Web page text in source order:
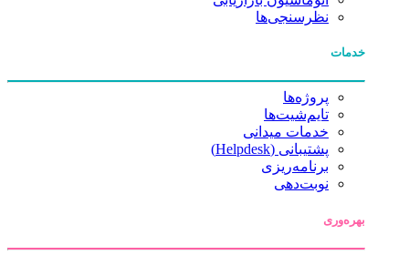
نظرسنجی‌ها
خدمات
پروژه‌ها
تایم‌شیت‌ها
خدمات میدانی
پشتیبانی (Helpdesk)
برنامه‌ریزی
نوبت‌دهی
بهره‌وری